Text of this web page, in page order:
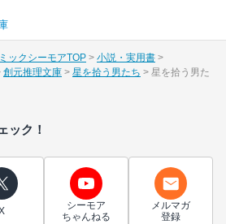
ックシーモアTOP
小説・実用書
創元推理文庫 星を拾う男たち
星を拾う男た
ック！
シーモア
ちゃんねる
メルマガ
登録